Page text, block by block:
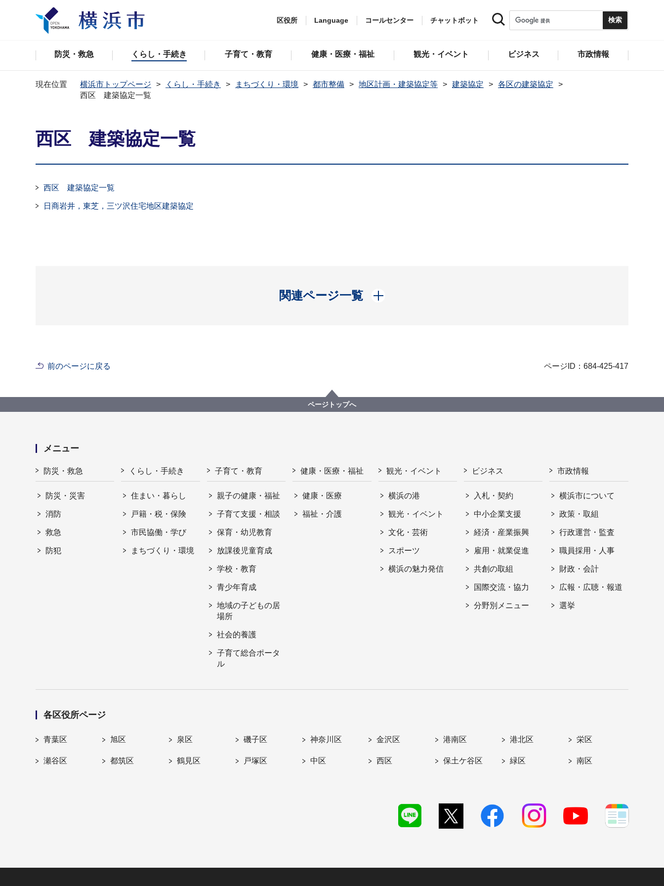
区役所 Language コールセンター チャットボット
防災・救急 くらし・手続き 子育て・教育 健康・医療・福祉 観光・イベント ビジネス 市政情報
現在位置 横浜市トップページ くらし・手続き まちづくり・環境 都市整備 地区計画・建築協定等 建築協定
各区の建築協定
西区 建築協定一覧
西区 建築協定一覧
西区 建築協定一覧
日商岩井，東芝，三ツ沢住宅地区建築協定
関連ページ一覧
開く
前のページに戻る ページID：684-425-417
ページトップへ
メニュー
防災・救急
防災・災害
消防
救急
防犯
くらし・手続き
住まい・暮らし
戸籍・税・保険
市民協働・学び
まちづくり・環境
子育て・教育
親子の健康・福祉
子育て支援・相談
保育・幼児教育
放課後児童育成
学校・教育
青少年育成
地域の子どもの居
場所
社会的養護
子育て総合ポータ
ル
健康・医療・福祉
健康・医療
福祉・介護
観光・イベント
横浜の港
観光・イベント
文化・芸術
スポーツ
横浜の魅力発信
ビジネス
入札・契約
中小企業支援
経済・産業振興
雇用・就業促進
共創の取組
国際交流・協力
分野別メニュー
市政情報
横浜市について
政策・取組
行政運営・監査
職員採用・人事
財政・会計
広報・広聴・報道
選挙
各区役所ページ
青葉区 旭区 泉区 磯子区 神奈川区 金沢区 港南区 港北区 栄区
瀬谷区 都筑区 鶴見区 戸塚区 中区 西区 保土ケ谷区 緑区 南区